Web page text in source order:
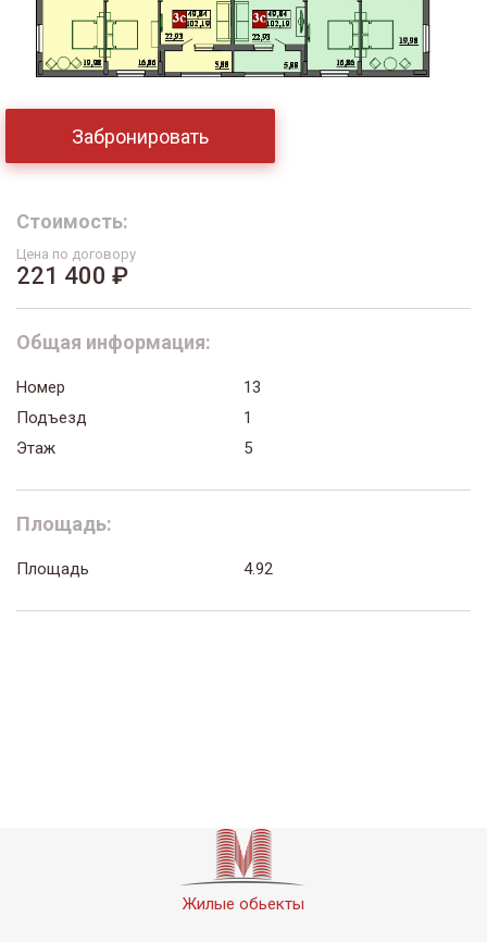
Забронировать
Стоимость:
Цена по договору
221 400 ₽
Общая информация:
Номер
13
Подъезд
1
Этаж
5
Площадь:
Площадь 4.92
Жилые обьекты